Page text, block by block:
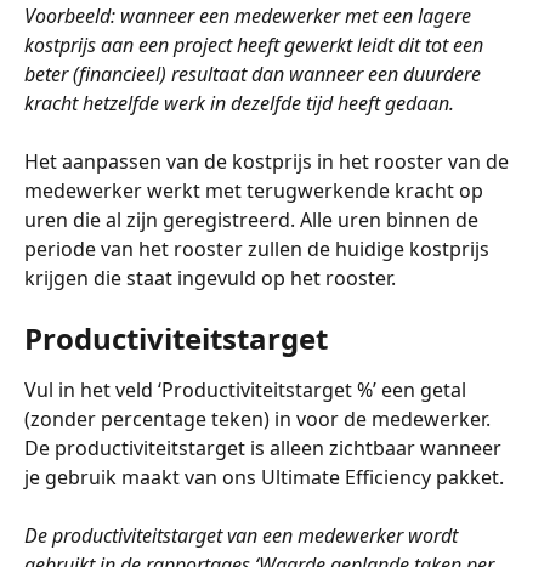
Voorbeeld: wanneer een medewerker met een lagere
kostprijs aan een project heeft gewerkt leidt dit tot een
beter (financieel) resultaat dan wanneer een duurdere
kracht hetzelfde werk in dezelfde tijd heeft gedaan.
Het aanpassen van de kostprijs in het rooster van de
medewerker werkt met terugwerkende kracht op
uren die al zijn geregistreerd. Alle uren binnen de
periode van het rooster zullen de huidige kostprijs
krijgen die staat ingevuld op het rooster.
Productiviteitstarget
Vul in het veld ‘Productiviteitstarget %’ een getal
(zonder percentage teken) in voor de medewerker.
De productiviteitstarget is alleen zichtbaar wanneer
je gebruik maakt van ons Ultimate Efficiency pakket.
De productiviteitstarget van een medewerker wordt